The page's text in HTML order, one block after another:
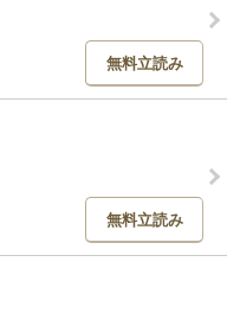
無料立読み
無料立読み